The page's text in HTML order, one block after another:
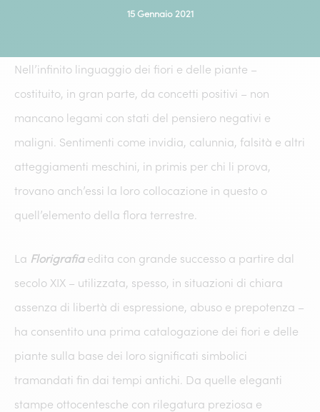
15 Gennaio 2021
Nell’infinito linguaggio dei fiori e delle piante –
costituito, in gran parte, da concetti positivi – non
mancano legami con stati del pensiero negativi e
maligni. Sentimenti come invidia, calunnia, falsità e altri
atteggiamenti meschini, in primis per chi li prova,
trovano anch’essi la loro collocazione in questo o
quell’elemento della flora terrestre.
La Florigrafiaedita con grande successo a partire dal
secolo XIX – utilizzata, spesso, in situazioni di chiara
assenza di libertà di espressione, abuso e prepotenza –
ha consentito una prima catalogazione dei fiori e delle
piante sulla base dei loro significati simbolici
tramandati fin dai tempi antichi. Da quelle eleganti
stampe ottocentesche con rilegatura preziosa e